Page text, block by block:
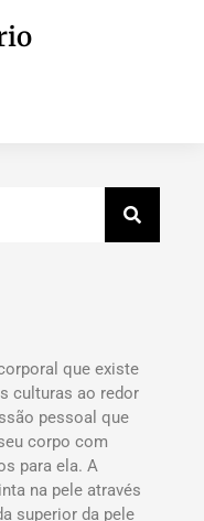
que existe
culturas ao redor
pessoal que
corpo com
para ela. A
na pele através
superior da pele